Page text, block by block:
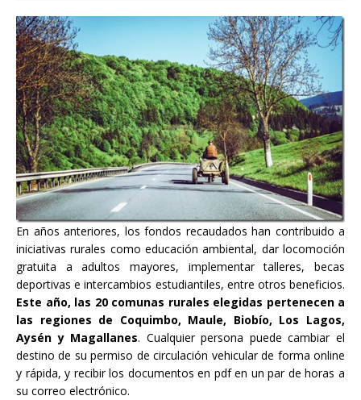
En años anteriores, los fondos recaudados han contribuido a
iniciativas rurales como educación ambiental, dar locomoción
gratuita a adultos mayores, implementar talleres, becas
deportivas e intercambios estudiantiles, entre otros beneficios.
Este año, las 20 comunas rurales elegidas pertenecen a
las regiones de Coquimbo, Maule, Biobío, Los Lagos,
Aysén y Magallanes. Cualquier persona puede cambiar el
destino de su permiso de circulación vehicular de forma online
y rápida, y recibir los documentos en pdf en un par de horas a
su correo electrónico.